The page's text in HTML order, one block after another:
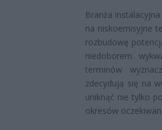
Branża
na niskoemisyjne
rozbudowę
niedoborem
terminów
zdecydują się na
uniknąć nie tylko
okresów